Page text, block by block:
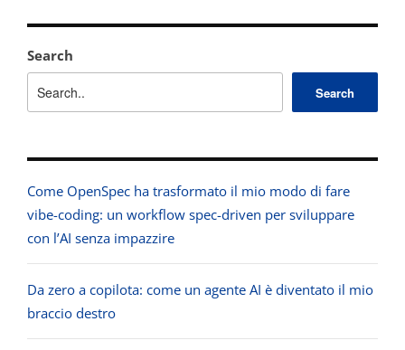
Search
Search
Come OpenSpec ha trasformato il mio modo di fare
vibe-coding: un workflow spec-driven per sviluppare
con l’AI senza impazzire
Da zero a copilota: come un agente AI è diventato il mio
braccio destro